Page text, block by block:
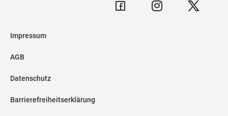
Impressum
AGB
Datenschutz
Barrierefreiheitserklärung